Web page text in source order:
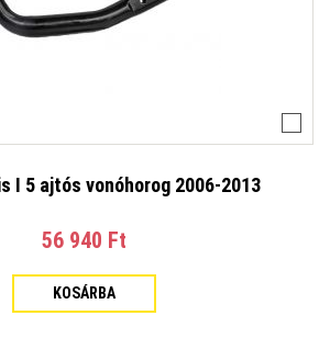
I 5 ajtós vonóhorog 2006-2013
56 940 Ft‎
KOSÁRBA